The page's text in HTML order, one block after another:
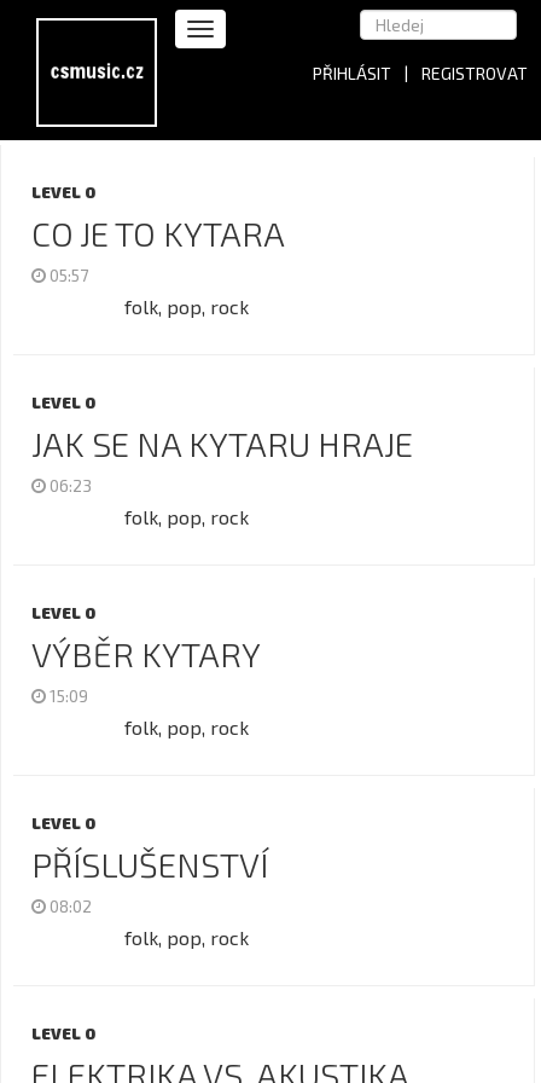
PŘIHLÁSIT | REGISTROVAT
LEVEL 0
CO JE TO KYTARA
05:57
folk, pop, rock
LEVEL 0
JAK SE NA KYTARU HRAJE
06:23
folk, pop, rock
LEVEL 0
VÝBĚR KYTARY
15:09
folk, pop, rock
LEVEL 0
PŘÍSLUŠENSTVÍ
08:02
folk, pop, rock
LEVEL 0
ELEKTRIKA VS. AKUSTIKA